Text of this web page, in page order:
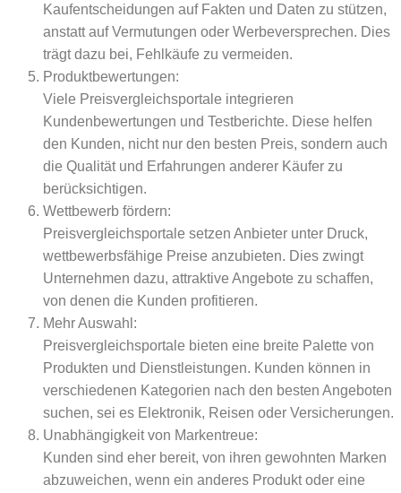
Kaufentscheidungen auf Fakten und Daten zu stützen,
anstatt auf Vermutungen oder Werbeversprechen. Dies
trägt dazu bei, Fehlkäufe zu vermeiden.
Produktbewertungen:
Viele Preisvergleichsportale integrieren
Kundenbewertungen und Testberichte. Diese helfen
den Kunden, nicht nur den besten Preis, sondern auch
die Qualität und Erfahrungen anderer Käufer zu
berücksichtigen.
Wettbewerb fördern:
Preisvergleichsportale setzen Anbieter unter Druck,
wettbewerbsfähige Preise anzubieten. Dies zwingt
Unternehmen dazu, attraktive Angebote zu schaffen,
von denen die Kunden profitieren.
Mehr Auswahl:
Preisvergleichsportale bieten eine breite Palette von
Produkten und Dienstleistungen. Kunden können in
verschiedenen Kategorien nach den besten Angeboten
suchen, sei es Elektronik, Reisen oder Versicherungen.
Unabhängigkeit von Markentreue:
Kunden sind eher bereit, von ihren gewohnten Marken
abzuweichen, wenn ein anderes Produkt oder eine